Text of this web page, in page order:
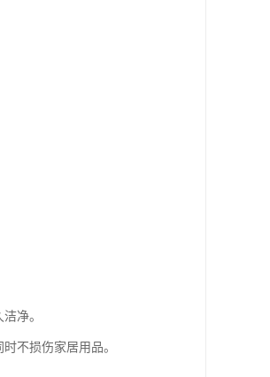
净。
不损伤家居用品。